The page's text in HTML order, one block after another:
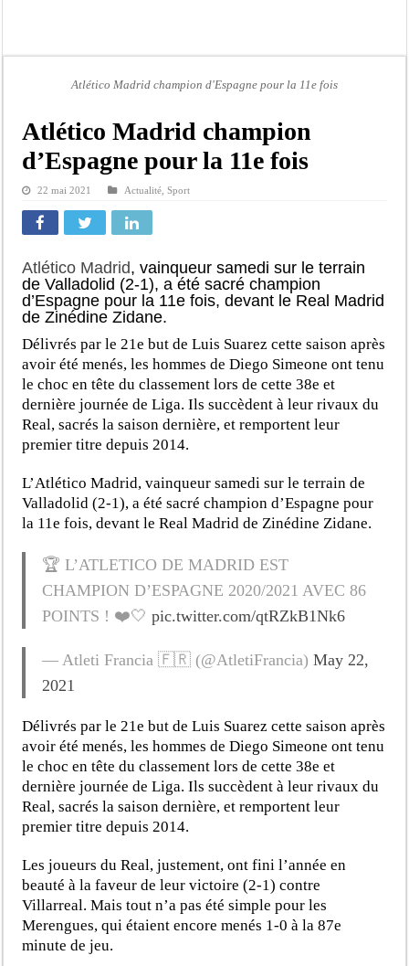
Aide aux ménages vulnérables : 92 976 ménages ciblés, 135 000 FCFA prévus
Secteur extractif au Sénégal : 303 milliards de FCFA de revenus générés par au
AfroBasket U18 masculin : le Sénégal domine le Rwanda et réussit son entrée
Bilan Magal de Touba : 244 interpellations, 110 déferrements, 2,4 millions
Atlético Madrid champion d'Espagne pour la 11e fois
Atlético Madrid champion
d’Espagne pour la 11e fois
22 mai 2021 Actualité ,Sport
Atlético Madrid, vainqueur samedi sur le terrain
de Valladolid (2-1), a été sacré champion
d’Espagne pour la 11e fois, devant le Real Madrid
de Zinédine Zidane.
Délivrés par le 21e but de Luis Suarez cette saison après
avoir été menés, les hommes de Diego Simeone ont tenu
le choc en tête du classement lors de cette 38e et
dernière journée de Liga. Ils succèdent à leur rivaux du
Real, sacrés la saison dernière, et remportent leur
premier titre depuis 2014.
L’Atlético Madrid, vainqueur samedi sur le terrain de
Valladolid (2-1), a été sacré champion d’Espagne pour
la 11e fois, devant le Real Madrid de Zinédine Zidane.
🏆 L’ATLETICO DE MADRID EST
CHAMPION D’ESPAGNE 2020/2021 AVEC 86
POINTS ! ❤️🤍pic.twitter.com/qtRZkB1Nk6
— Atleti Francia 🇫🇷 (@AtletiFrancia)May 22,
2021
Délivrés par le 21e but de Luis Suarez cette saison après
avoir été menés, les hommes de Diego Simeone ont tenu
le choc en tête du classement lors de cette 38e et
dernière journée de Liga. Ils succèdent à leur rivaux du
Real, sacrés la saison dernière, et remportent leur
premier titre depuis 2014.
Les joueurs du Real, justement, ont fini l’année en
beauté à la faveur de leur victoire (2-1) contre
Villarreal. Mais tout n’a pas été simple pour les
Merengues, qui étaient encore menés 1-0 à la 87e
minute de jeu.